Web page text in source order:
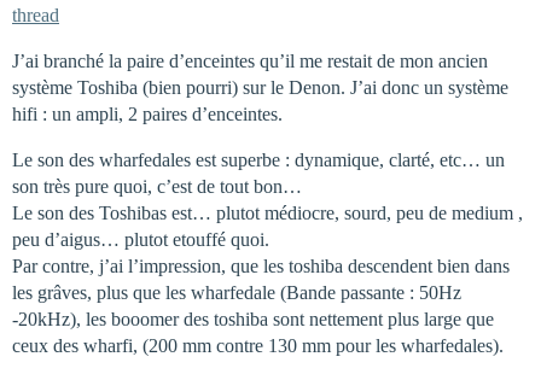
thread
J’ai branché la paire d’enceintes qu’il me restait de mon ancien
système Toshiba (bien pourri) sur le Denon. J’ai donc un système
hifi : un ampli, 2 paires d’enceintes.
Le son des wharfedales est superbe : dynamique, clarté, etc… un
son très pure quoi, c’est de tout bon…
Le son des Toshibas est… plutot médiocre, sourd, peu de medium ,
peu d’aigus… plutot etouffé quoi.
Par contre, j’ai l’impression, que les toshiba descendent bien dans
les grâves, plus que les wharfedale (Bande passante : 50Hz
-20kHz), les booomer des toshiba sont nettement plus large que
ceux des wharfi, (200 mm contre 130 mm pour les wharfedales).